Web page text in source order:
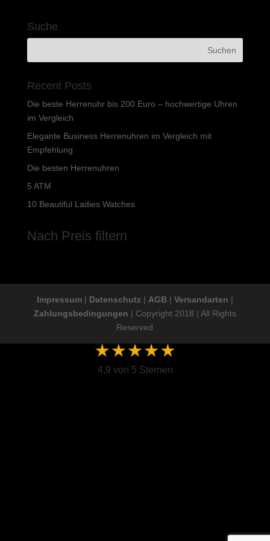
Suche
Recent Posts
Die beste Herrenuhr bis 200 Euro – hochwertige Uhren
im Vergleich
Elegante Business Herrenuhren im Vergleich mit
Empfehlung
Die besten Herrenuhren
5 ATM
10 Beautiful Ladies Watches
Nach Preis filtern
Impressum| Datenschutz | AGB| Versandarten |
Zahlungsbedingungen | Copyright 2018 | All Rights
Reserved
4,9 von 5 Sternen